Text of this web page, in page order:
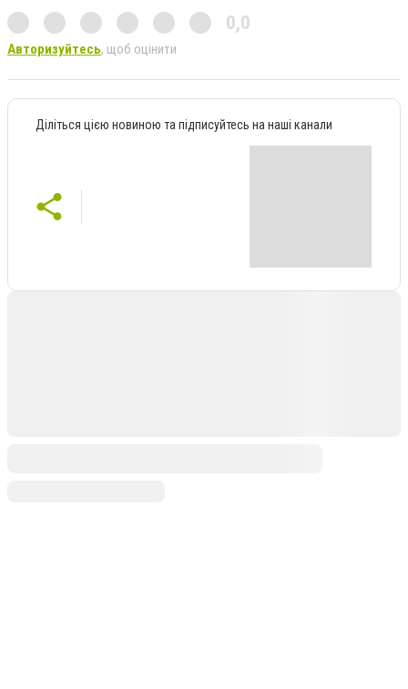
0,0
Авторизуйтесь, щоб оцінити
Діліться цією новиною та підписуйтесь на наші канали